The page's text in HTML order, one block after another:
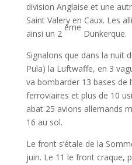
division Anglaise et une
Saint Valery en Caux. Les
ainsi un 2
ème
Dunkerque.
Signalons que dans la nuit
Pula) la Luftwaffe, en 3
va bombarder 13 bases de
ferroviaires et plus de 10
abat 25 avions allemands
16 au sol.
Le front s’étale de la
juin. Le 11 le front craque,